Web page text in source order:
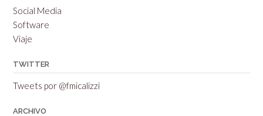
Social Media
Software
Viaje
TWITTER
Tweets por @fmicalizzi
ARCHIVO